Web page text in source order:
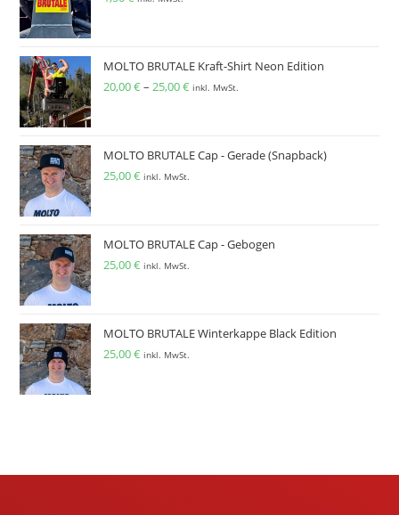
MOLTO BRUTALE Kraft-Shirt Neon Edition
20,00€ –25,00€ inkl. MwSt.
MOLTO BRUTALE Cap - Gerade (Snapback)
25,00€ inkl. MwSt.
MOLTO BRUTALE Cap - Gebogen
25,00€ inkl. MwSt.
MOLTO BRUTALE Winterkappe Black Edition
25,00€ inkl. MwSt.